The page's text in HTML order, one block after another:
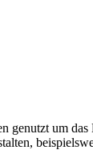
genutzt um